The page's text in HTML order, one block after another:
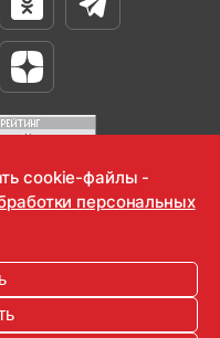
Одноклассники
Телеграм
Яндекс Дзен
cookie-файлы -
персональных